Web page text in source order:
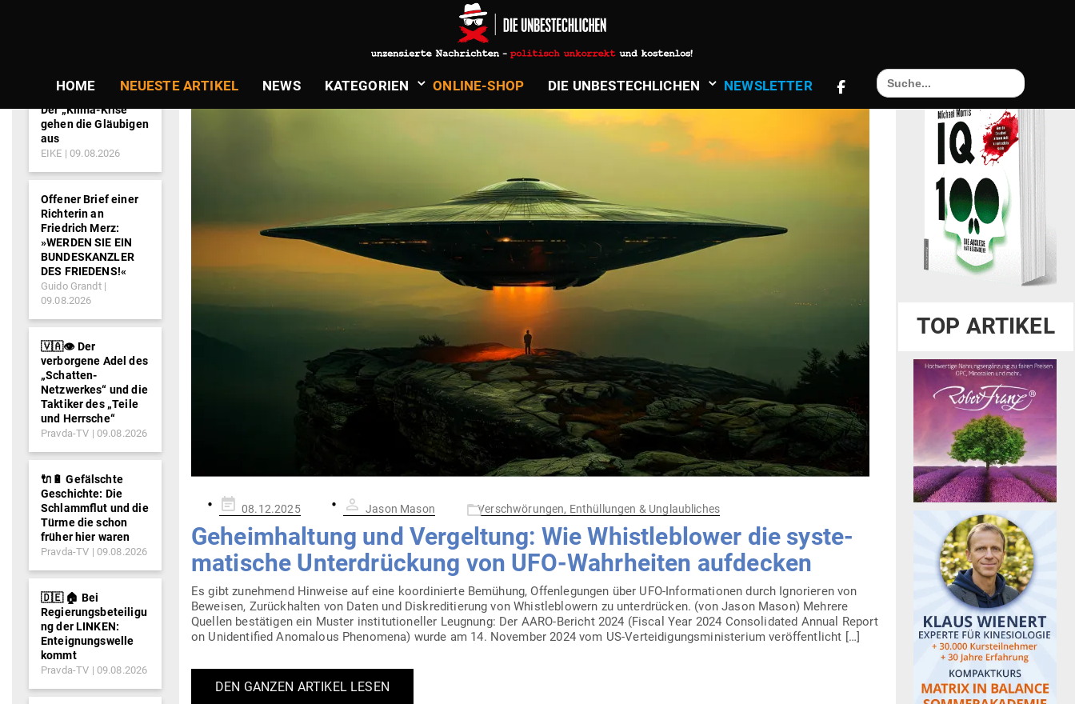
HOME NEUESTE ARTIKEL NEWS KATE­GORIEN ONLINE-SHOP DIE UNBE­STECH­LICHEN NEWS­LETTER
Search
for:
Gepostet
am
08.12.2025 Jason Mason Verschwörungen, Enthüllungen & Unglaubliches
Geheim­haltung und Ver­geltung: Wie Whist­le­b­lower die sys­te­
ma­tische Unter­drü­ckung von UFO-Wahr­heiten aufdecken
Es gibt zunehmend Hin­weise auf eine koor­di­nierte Bemühung, Offen­le­gungen über UFO-Infor­­ma­­tionen durch Igno­rieren von
Beweisen, Zurück­halten von Daten und Dis­kre­di­tierung von Whist­le­b­lowern zu unter­drücken. (von Jason Mason) Mehrere
Quellen bestä­tigen ein Muster insti­tu­tio­neller Leugnung: Der AARO-Bericht 2024 (Fiscal Year 2024 Con­so­li­dated Annual Report
on Uniden­tified Anomalous Phe­nomena) wurde am 14. November 2024 vom US-Ver­­­tei­­di­­gungs­­­mi­­nis­­terium veröffentlicht […]
DEN GANZEN ARTIKEL LESEN
Der „Klima-Krise“
gehen die Gläubigen
aus
EIKE 09.08.2026
Offener Brief einer
Richterin an
Friedrich Merz:
»WERDEN SIE EIN
BUNDESKANZLER
DES FRIEDENS!«
Guido Grandt
09.08.2026
🇻🇦👁️ Der
verborgene Adel des
„Schatten-
Netzwerkes“ und die
Taktiker des „Teile
und Herrsche“
Pravda-TV 09.08.2026
🔌🔋 Gefälschte
Geschichte: Die
Schlammflut und die
Türme die schon
früher hier waren
Pravda-TV 09.08.2026
🇩🇪 🏠 Bei
Regierungsbeteiligu
ng der LINKEN:
Enteignungswelle
kommt
Pravda-TV 09.08.2026
TOP ARTIKEL